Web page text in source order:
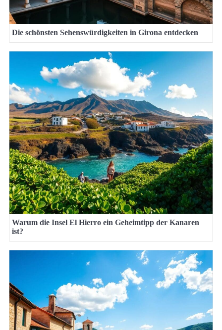
Die schönsten Sehenswürdigkeiten in Girona entdecken
Warum die Insel El Hierro ein Geheimtipp der Kanaren
ist?